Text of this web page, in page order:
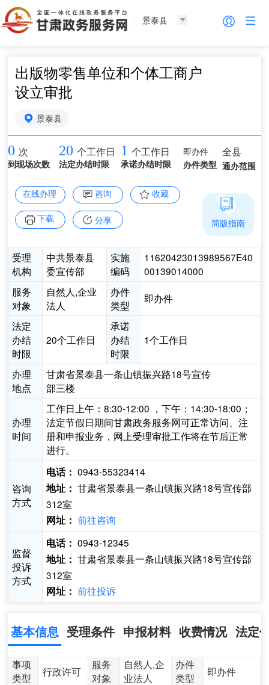
景泰县
出版物零售单位和个体工商户
设立审批
景泰县
0 次
到现场次数
20 个工作日
法定办结时限
1 个工作日
承诺办结时限
即办件
办件类型
全县
通办范围
在线办理 咨询 收藏
下载 分享
受理
机构
中共景泰县
委宣传部
实施
编码
11620423013989567E40
00139014000
服务
对象
自然人,企业
法人
办件
类型
即办件
法定
办结
时限
20个工作日
承诺
办结
时限
1个工作日
办理
地点
甘肃省景泰县一条山镇振兴路18号宣传
部三楼
办理
时间
工作日上午：8:30-12:00 ，下午：14:30-18:00；
法定节假日期间甘肃政务服务网可正常访问、注
册和申报业务，网上受理审批工作将在节后正常
进行。
咨询
方式
电话： 0943-55323414
地址： 甘肃省景泰县一条山镇振兴路18号宣传部
312室
网址： 前往咨询
监督
投诉
方式
电话： 0943-12345
地址： 甘肃省景泰县一条山镇振兴路18号宣传部
312室
网址： 前往投诉
简版指南
基本信息 受理条件 申报材料 收费情况 法定
事项
类型
行政许可
服务
对象
自然人,企
业法人
办件
类型
即办件